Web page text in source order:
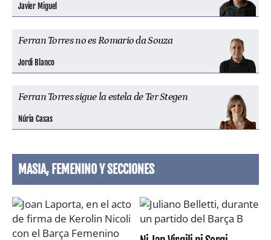
Javier Miguel
Ferran Torres no es Romario da Souza
Jordi Blanco
Ferran Torres sigue la estela de Ter Stegen
Núria Casas
MASIA, FEMENINO Y SECCIONES